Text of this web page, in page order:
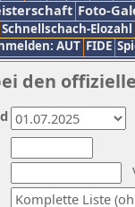
Foto-
Schnellschach-Elozahl
AUT FIDE
den